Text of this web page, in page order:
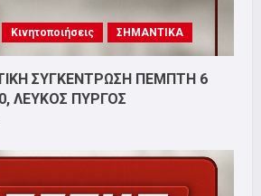
Κινητοποιήσεις ΣΗΜΑΝΤΙΚΑ
ΣΥΓΚΕΝΤΡΩΣΗ ΠΕΜΠΤΗ 6
ΛΕΥΚΟΣ ΠΥΡΓΟΣ